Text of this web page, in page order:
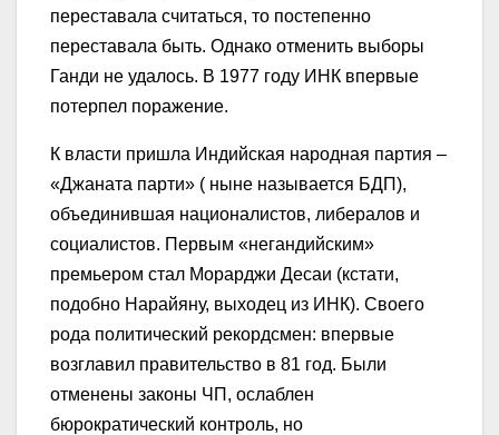
переставала считаться, то постепенно
переставала быть. Однако отменить выборы
Ганди не удалось. В 1977 году ИНК впервые
потерпел поражение.
К власти пришла Индийская народная партия –
«Джаната парти» ( ныне называется БДП),
объединившая националистов, либералов и
социалистов. Первым «негандийским»
премьером стал Морарджи Десаи (кстати,
подобно Нарайяну, выходец из ИНК). Своего
рода политический рекордсмен: впервые
возглавил правительство в 81 год. Были
отменены законы ЧП, ослаблен
бюрократический контроль, но